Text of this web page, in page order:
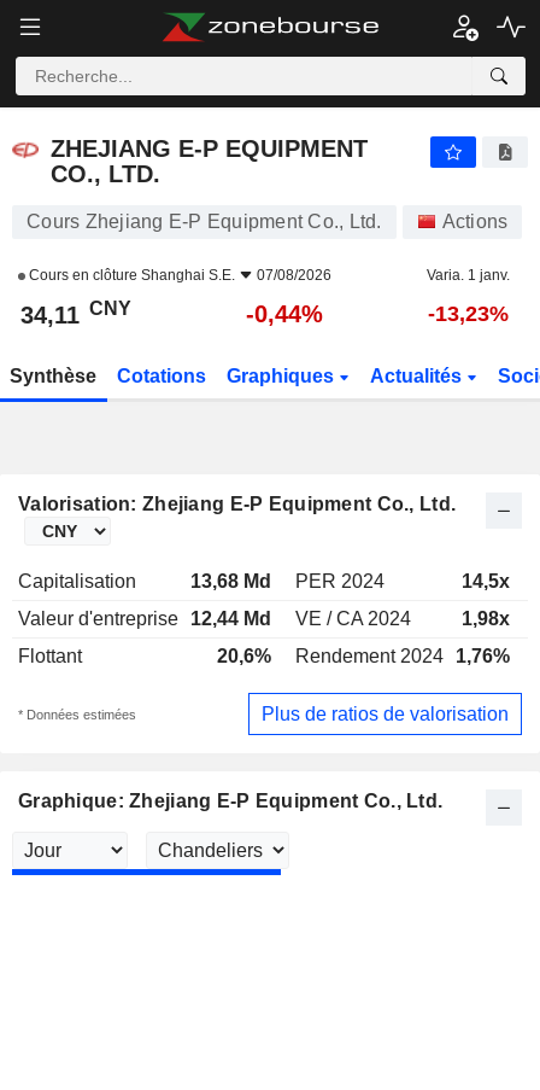
ZHEJIANG E-P EQUIPMENT
CO., LTD.
Cours Zhejiang E-P Equipment Co., Ltd. Actions
Cours en clôture Shanghai S.E. 07/08/2026 Varia. 1 janv.
34,11 CNY -0,44% -13,23%
Synthèse Cotations Graphiques Actualités
Valorisation: Zhejiang E-P Equipment Co., Ltd.
Capitalisation 13,68 Md PER 2024 14,5x
Valeur d'entreprise
12,44 Md VE / CA 2024 1,98x
Flottant
20,6% Rendement 2024 1,76%
* Données estimées Plus de ratios de valorisation
Graphique: Zhejiang E-P Equipment Co., Ltd.